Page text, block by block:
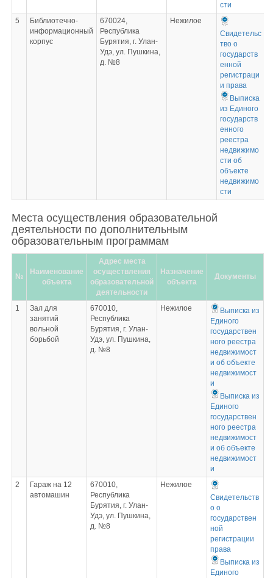
сти
5
Библиотечно-
информационный
корпус
670024,
Республика
Бурятия, г. Улан-
Удэ, ул. Пушкина,
д. №8
Нежилое
Свидетельс
тво о
государств
енной
регистраци
и права
Выписка
из Единого
государств
енного
реестра
недвижимо
сти об
объекте
недвижимо
сти
Места осуществления образовательной
деятельности по дополнительным
образовательным программам
№
Наименование
объекта
Адрес места
осуществления
образовательной
деятельности
Назначение
объекта
Документы
1
Зал для
занятий
вольной
борьбой
670010,
Республика
Бурятия, г. Улан-
Удэ, ул. Пушкина,
д. №8
Нежилое
Выписка из
Единого
государствен
ного реестра
недвижимост
и об объекте
недвижимост
и
Выписка из
Единого
государствен
ного реестра
недвижимост
и об объекте
недвижимост
и
2
Гараж на 12
автомашин
670010,
Республика
Бурятия, г. Улан-
Удэ, ул. Пушкина,
д. №8
Нежилое
Свидетельств
о о
государствен
ной
регистрации
права
Выписка из
Единого